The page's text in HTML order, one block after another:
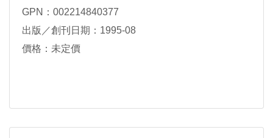
GPN：002214840377
出版／創刊日期：1995-08
價格：未定價